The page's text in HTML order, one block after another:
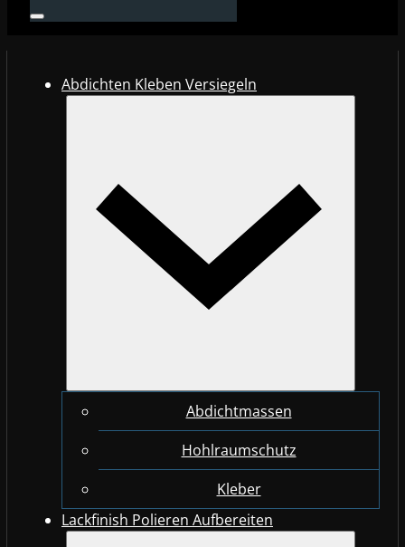
Abdichten Kleben Versiegeln
Abdichtmassen
Hohlraumschutz
Kleber
Lackfinish Polieren Aufbereiten